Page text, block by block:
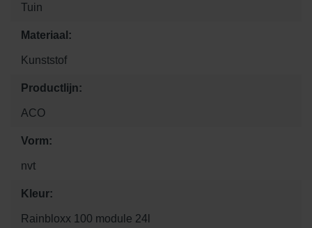
Tuin
Materiaal:
Kunststof
Productlijn:
ACO
Vorm:
nvt
Kleur:
Rainbloxx 100 module 24l